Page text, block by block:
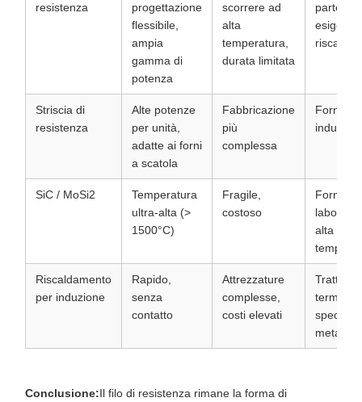
resistenza
progettazione
flessibile,
ampia
gamma di
potenza
scorrere ad
alta
temperatura,
durata limitata
parte
Striscia di
resistenza
Alte potenze
per unità,
adatte ai forni
a scatola
Fabbricazione
più
complessa
Forni
SiC / MoSi2
Temperatura
ultra-alta (>
1500°C)
Fragile,
costoso
Forni di
alta
Riscaldamento
per induzione
Rapido,
senza
contatto
Attrezzature
complesse,
costi elevati
termico
speciale
metalli
Conclusione:Il filo di resistenza rimane la forma di